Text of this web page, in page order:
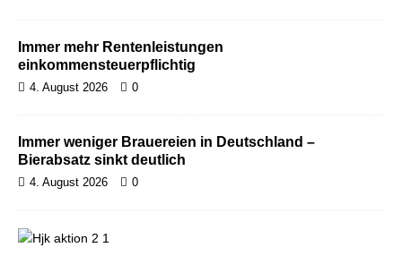
Immer mehr Rentenleistungen
einkommensteuerpflichtig
4. August 2026 0
Immer weniger Brauereien in Deutschland –
Bierabsatz sinkt deutlich
4. August 2026 0